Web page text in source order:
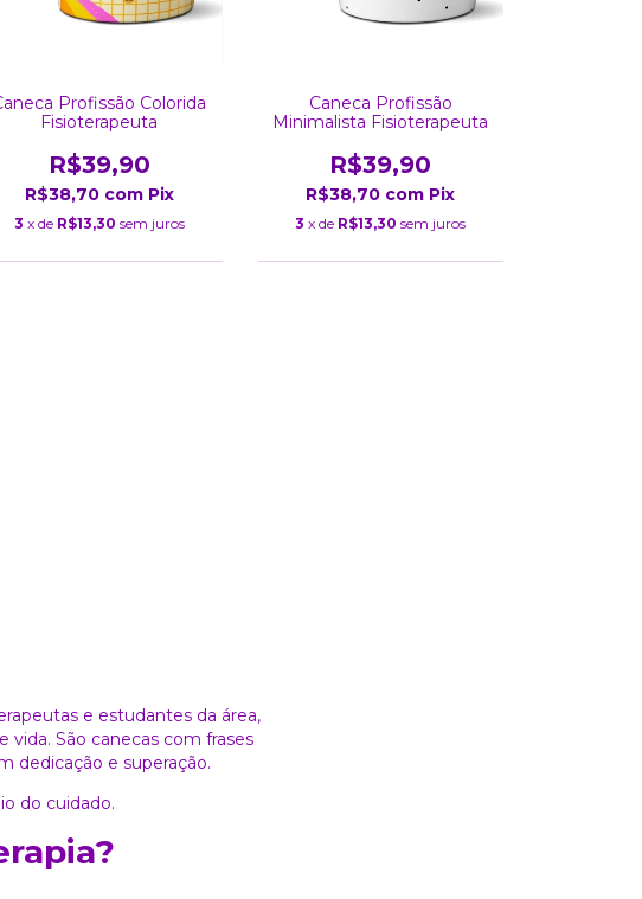
Profissão Colorida
Fisioterapeuta
R$39,90
R$38,70 com Pix
3 x de R$13,30 sem juros
Caneca Profissão
Minimalista Fisioterapeuta
R$39,90
R$38,70 com Pix
3 x de R$13,30 sem juros
e estudantes da área,
São canecas com frases
dedicação e superação.
do cuidado.